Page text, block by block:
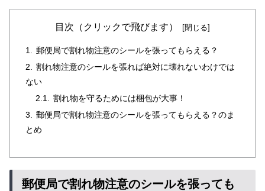
目次（クリックで飛びます）
郵便局で割れ物注意のシールを張ってもらえる？
割れ物注意のシールを張れば絶対に壊れないわけでは
ない
割れ物を守るためには梱包が大事！
郵便局で割れ物注意のシールを張ってもらえる？のま
とめ
郵便局で割れ物注意のシールを張っても